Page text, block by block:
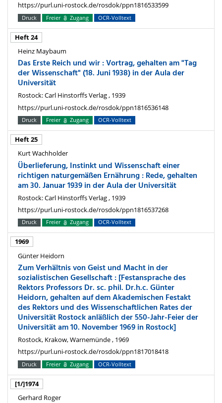
https://purl.uni-rostock.de/rosdok/ppn1816533599
Druck Freier Zugang OCR-Volltext
Heft 24
Heinz Maybaum
Das Erste Reich und wir : Vortrag, gehalten am "Tag
der Wissenschaft" (18. Juni 1938) in der Aula der
Universität
Rostock: Carl Hinstorffs Verlag , 1939
https://purl.uni-rostock.de/rosdok/ppn1816536148
Druck Freier Zugang OCR-Volltext
Heft 25
Kurt Wachholder
Überlieferung, Instinkt und Wissenschaft einer
richtigen naturgemäßen Ernährung : Rede, gehalten
am 30. Januar 1939 in der Aula der Universität
Rostock: Carl Hinstorffs Verlag , 1939
https://purl.uni-rostock.de/rosdok/ppn1816537268
Druck Freier Zugang OCR-Volltext
1969
Günter Heidorn
Zum Verhältnis von Geist und Macht in der
sozialistischen Gesellschaft : [Festansprache des
Rektors Professors Dr. sc. phil. Dr.h.c. Günter
Heidorn, gehalten auf dem Akademischen Festakt
des Rektors und des Wissenschaftlichen Rates der
Universität Rostock anläßlich der 550-Jahr-Feier der
Universität am 10. November 1969 in Rostock]
Rostock, Krakow, Warnemünde , 1969
https://purl.uni-rostock.de/rosdok/ppn1817018418
Druck Freier Zugang OCR-Volltext
[1/]1974
Gerhard Roger